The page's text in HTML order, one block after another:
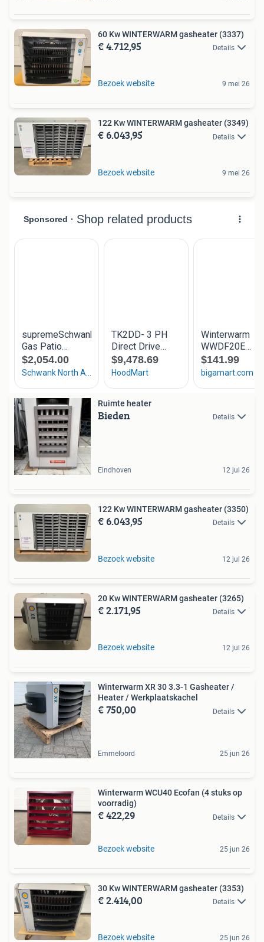
60 Kw WINTERWARM gasheater (3337)
€ 4.712,95 Details
Bezoek website 9 mei 26
122 Kw WINTERWARM gasheater (3349)
€ 6.043,95 Details
Bezoek website 9 mei 26
Ruimte heater
Bieden Details
Eindhoven 12 jul 26
122 Kw WINTERWARM gasheater (3350)
€ 6.043,95 Details
Bezoek website 12 jul 26
20 Kw WINTERWARM gasheater (3265)
€ 2.171,95 Details
Bezoek website 12 jul 26
Winterwarm XR 30 3.3-1 Gasheater /
Heater / Werkplaatskachel
€ 750,00 Details
Emmeloord 25 jun 26
Winterwarm WCU40 Ecofan (4 stuks op
voorradig)
€ 422,29 Details
Bezoek website 25 jun 26
30 Kw WINTERWARM gasheater (3353)
€ 2.414,00 Details
Bezoek website 25 jun 26